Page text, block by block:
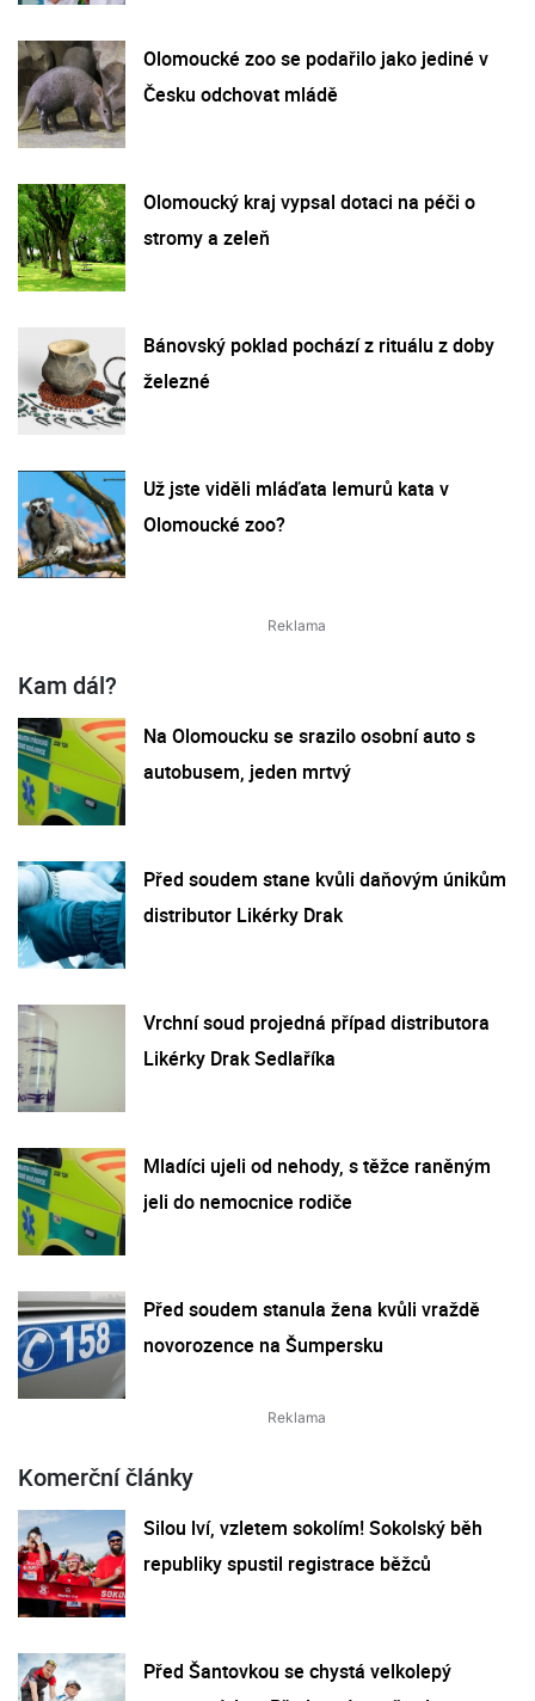
Olomoucké zoo se podařilo jako jediné v
Česku odchovat mládě
Olomoucký kraj vypsal dotaci na péči o
stromy a zeleň
Bánovský poklad pochází z rituálu z doby
železné
Už jste viděli mláďata lemurů kata v
Olomoucké zoo?
Kam dál?
Na Olomoucku se srazilo osobní auto s
autobusem, jeden mrtvý
Před soudem stane kvůli daňovým únikům
distributor Likérky Drak
Vrchní soud projedná případ distributora
Likérky Drak Sedlaříka
Mladíci ujeli od nehody, s těžce raněným
jeli do nemocnice rodiče
Před soudem stanula žena kvůli vraždě
novorozence na Šumpersku
Komerční články
Silou lví, vzletem sokolím! Sokolský běh
republiky spustil registrace běžců
Před Šantovkou se chystá velkolepý